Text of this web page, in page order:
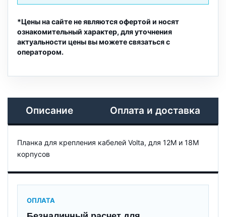
*Цены на сайте не являются офертой и носят
ознакомительный характер, для уточнения
актуальности цены вы можете связаться с
оператором.
Описание Оплата и доставка
Планка для крепления кабелей Volta, для 12М и 18М
корпусов
ОПЛАТА